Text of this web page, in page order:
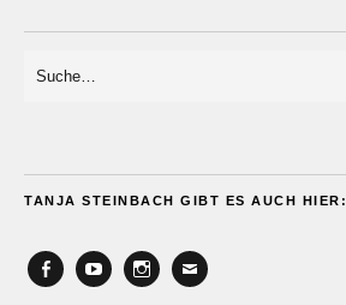
TANJA STEINBACH GIBT ES AUCH HIER: